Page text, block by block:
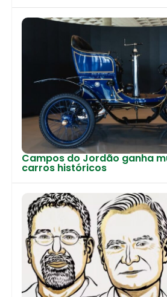
Campos do Jordão ganha
carros históricos